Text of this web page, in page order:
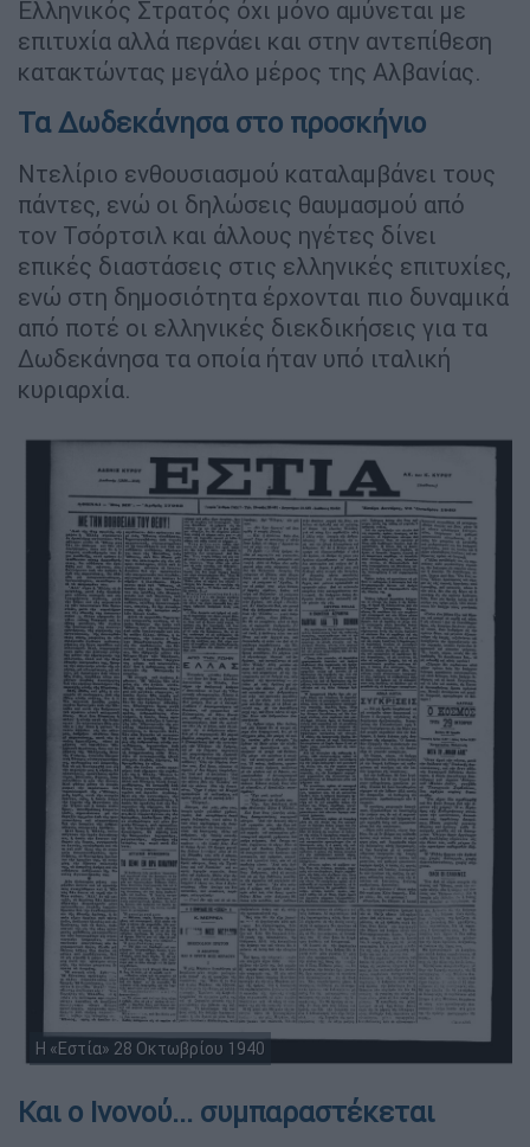
Ελληνικός Στρατός όχι μόνο αμύνεται με
επιτυχία αλλά περνάει και στην αντεπίθεση
κατακτώντας μεγάλο μέρος της Αλβανίας.
Τα Δωδεκάνησα στο προσκήνιο
Ντελίριο ενθουσιασμού καταλαμβάνει τους
πάντες, ενώ οι δηλώσεις θαυμασμού από
τον Τσόρτσιλ και άλλους ηγέτες δίνει
επικές διαστάσεις στις ελληνικές επιτυχίες,
ενώ στη δημοσιότητα έρχονται πιο δυναμικά
από ποτέ οι ελληνικές διεκδικήσεις για τα
Δωδεκάνησα τα οποία ήταν υπό ιταλική
κυριαρχία.
Η «Εστία» 28 Οκτωβρίου 1940
Και ο Ινονού... συμπαραστέκεται